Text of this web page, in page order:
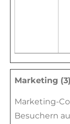
Marketing (3)
Marketing-
Besuchern